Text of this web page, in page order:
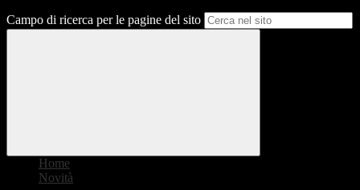
Campo di ricerca per le pagine del sito
Home
Novità